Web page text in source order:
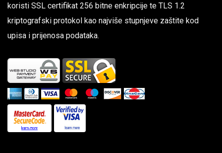
koristi SSL certifikat 256 bitne enkripcije te TLS 1.2
kriptografski protokol kao najviše stupnjeve zaštite kod
upisa i prijenosa podataka.